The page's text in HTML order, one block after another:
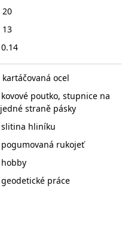
20
13
0.14
kartáčovaná ocel
kovové poutko, stupnice na
jedné straně pásky
slitina hliníku
pogumovaná rukojeť
hobby
geodetické práce